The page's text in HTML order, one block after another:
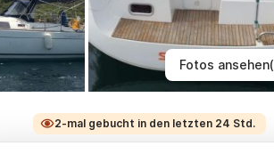
Fotos
2-mal gebucht in den letzten 24 Std.